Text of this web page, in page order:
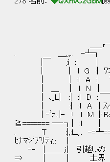
r=ﾆ二i二ﾆ
| : : : : |: : :
＿__r―┴==ﾆi￣
. ＿,,,.. -┴┐
|￣ ;i :l | |: ｽﾈｰ
| | :l G :| ﾜｺ゛ﾝ :|
| | :ｌ A :| ｼｮｯﾌ゜
| ＿ | :ｌ N :| _|: : :
| ､_L| :| :ｌ D :|￣
| :| :ｌ A :| ｽｲｶ
| ‐ﾞｧ､|- :! :l M
≧======= ―‐┐| :ｌ |
. Ｔ :|,:Ｌ,,.. -=┴==
ﾋﾅﾏｼﾞﾌﾟﾘﾃｨ.: | | |
‐- |＿＿_,ｉ| 引越しの |
⇒ | | 土界 :| ﾖｯ